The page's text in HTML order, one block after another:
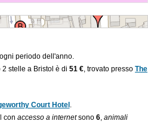
periodo dell'anno.
2 stelle a Bristol è di51 €, trovato pressoThe
Court Hotel .
con accesso a internetsono 6, animali